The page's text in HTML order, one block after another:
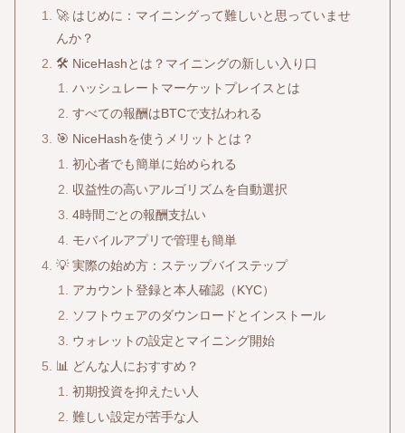
🚀 はじめに：マイニングって難しいと思っていませ
んか？
🛠 NiceHashとは？マイニングの新しい入り口
ハッシュレートマーケットプレイスとは
すべての報酬はBTCで支払われる
🎯 NiceHashを使うメリットとは？
初心者でも簡単に始められる
収益性の高いアルゴリズムを自動選択
4時間ごとの報酬支払い
モバイルアプリで管理も簡単
💡 実際の始め方：ステップバイステップ
アカウント登録と本人確認（KYC）
ソフトウェアのダウンロードとインストール
ウォレットの設定とマイニング開始
📊 どんな人におすすめ？
初期投資を抑えたい人
難しい設定が苦手な人